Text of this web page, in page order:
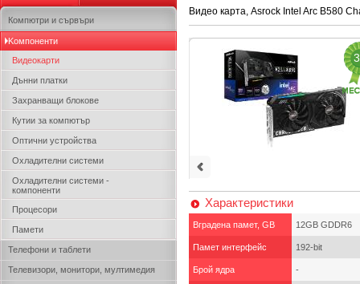
Компютри и сървъри
Kомпоненти
Видеокарти
Дънни платки
Захранващи блокове
Кутии за компютър
Оптични устройства
Охладителни системи
Охладителни системи -
компоненти
Процесори
Памети
Телефони и таблети
Телевизори, монитори, мултимедия
Видео карта, Asrock Intel Arc B580
Характеристики
Вградена памет, GB 12GB GDDR6
Памет интерфейс 192-bit
Брой ядра -